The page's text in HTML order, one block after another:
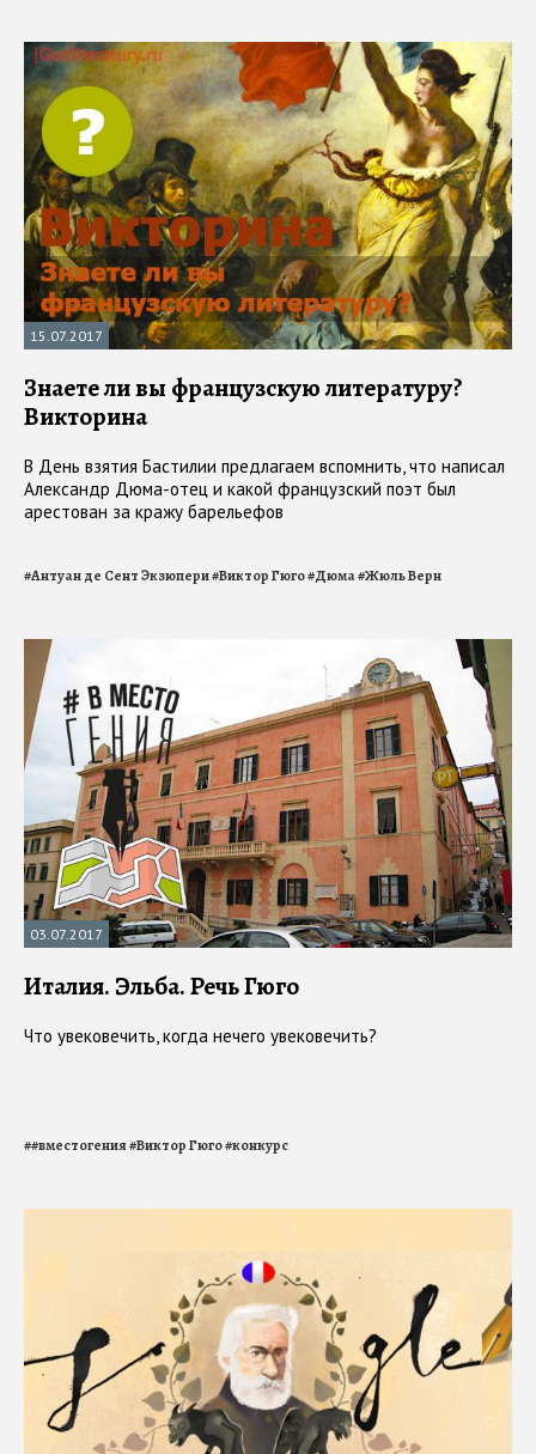
15.07.2017
Знаете ли вы французскую литературу?
Викторина
В День взятия Бастилии предлагаем вспомнить, что написал
Александр Дюма-отец и какой французский поэт был
арестован за кражу барельефов
#Антуан де Сент Экзюпери#Виктор Гюго#Дюма#Жюль Верн
03.07.2017
Италия. Эльба. Речь Гюго
Что увековечить, когда нечего увековечить?
##вместогения#Виктор Гюго#конкурс